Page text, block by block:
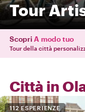
Tour
Scopri A modo tuo
Tour della città
Città in
112 ESPERIENZE